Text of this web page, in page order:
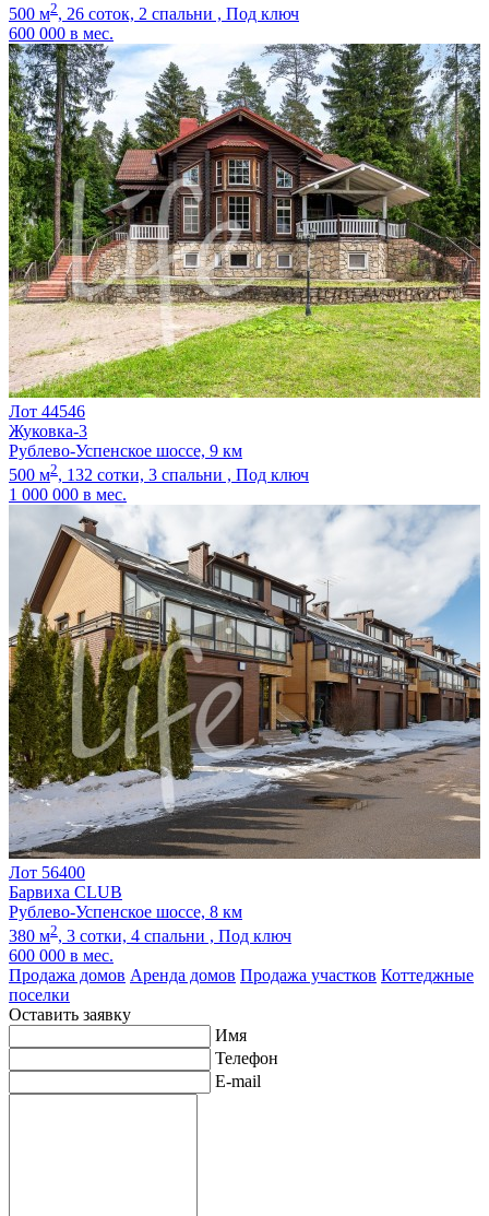
500 м2, 26 соток, 2 спальни , Под ключ
600 000 в мес.
Лот 44546
Жуковка-3
Рублево-Успенское шоссе, 9 км
500 м2, 132 сотки, 3 спальни , Под ключ
1 000 000 в мес.
Лот 56400
Барвиха CLUB
Рублево-Успенское шоссе, 8 км
380 м2, 3 сотки, 4 спальни , Под ключ
600 000 в мес.
Продажа домов Аренда домов Продажа участков Коттеджные
поселки
Оставить заявку
Имя
Телефон
E-mail